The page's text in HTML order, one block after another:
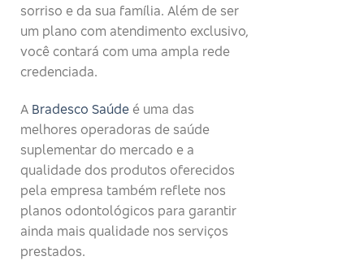
sorriso e da sua família. Além de ser
um plano com atendimento exclusivo,
você contará com uma ampla rede
credenciada.
A Bradesco Saúde é uma das
melhores operadoras de saúde
suplementar do mercado e a
qualidade dos produtos oferecidos
pela empresa também reflete nos
planos odontológicos para garantir
ainda mais qualidade nos serviços
prestados.